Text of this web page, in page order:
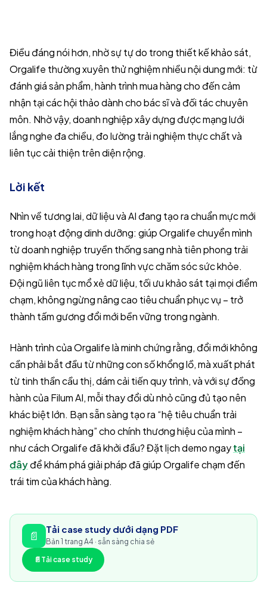
Điều đáng nói hơn, nhờ sự tự do trong thiết kế khảo sát,
Orgalife thường xuyên thử nghiệm nhiều nội dung mới: từ
đánh giá sản phẩm, hành trình mua hàng cho đến cảm
nhận tại các hội thảo dành cho bác sĩ và đối tác chuyên
môn. Nhờ vậy, doanh nghiệp xây dựng được mạng lưới
lắng nghe đa chiều, đo lường trải nghiệm thực chất và
liên tục cải thiện trên diện rộng.
Lời kết
Nhìn về tương lai, dữ liệu và AI đang tạo ra chuẩn mực mới
trong hoạt động dinh dưỡng: giúp Orgalife chuyển mình
từ doanh nghiệp truyền thống sang nhà tiên phong trải
nghiệm khách hàng trong lĩnh vực chăm sóc sức khỏe.
Đội ngũ liên tục mổ xẻ dữ liệu, tối ưu khảo sát tại mọi điểm
chạm, không ngừng nâng cao tiêu chuẩn phục vụ – trở
thành tấm gương đổi mới bền vững trong ngành.
Hành trình của Orgalife là minh chứng rằng, đổi mới không
cần phải bắt đầu từ những con số khổng lồ, mà xuất phát
từ tinh thần cầu thị, dám cải tiến quy trình, và với sự đồng
hành của Filum AI, mỗi thay đổi dù nhỏ cũng đủ tạo nên
khác biệt lớn. Bạn sẵn sàng tạo ra “hệ tiêu chuẩn trải
nghiệm khách hàng” cho chính thương hiệu của mình –
như cách Orgalife đã khởi đầu? Đặt lịch demo ngaytại
đâyđể khám phá giải pháp đã giúp Orgalife chạm đến
trái tim của khách hàng.
📄 Tải case study dưới dạng PDF
Bản 1 trang A4 · sẵn sàng chia sẻ
📄 Tải case study